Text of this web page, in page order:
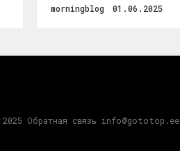
morningblog 01.06.2025
Обратная связь info@gototop.ee